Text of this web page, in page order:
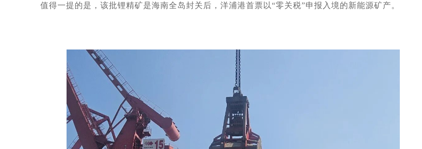
值得一提的是，该批锂精矿是海南全岛封关后，洋浦港首票以“零关税”申报入境的新能源矿产。